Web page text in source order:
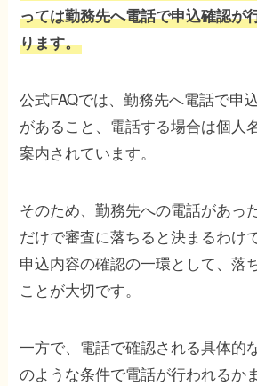
っては勤務先へ電話で申込確認が
ります。
公式FAQでは、勤務先へ電話で申
があること、電話する場合は個人
案内されています。
そのため、勤務先への電話があっ
だけで審査に落ちると決まるわけ
申込内容の確認の一環として、落
ことが大切です。
一方で、電話で確認される具体的
のような条件で電話が行われるか